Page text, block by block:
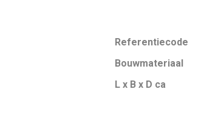
Referentiecode
Bouwmateriaal
L x B x D ca